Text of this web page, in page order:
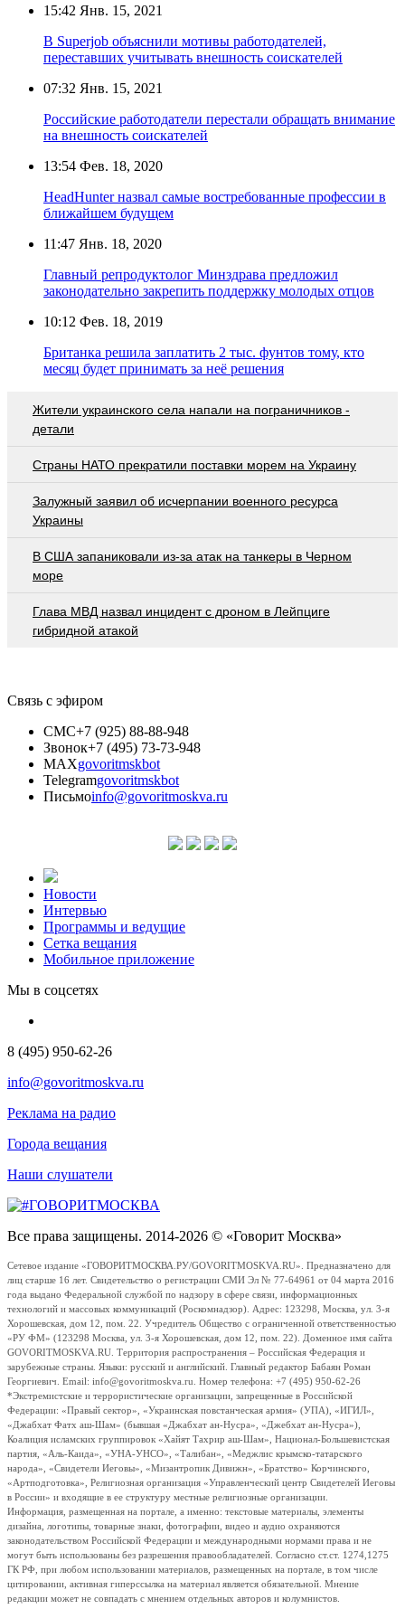
15:42 Янв. 15, 2021
В Superjob объяснили мотивы работодателей,
переставших учитывать внешность соискателей
07:32 Янв. 15, 2021
Российские работодатели перестали обращать внимание
на внешность соискателей
13:54 Фев. 18, 2020
HeadHunter назвал самые востребованные профессии в
ближайшем будущем
11:47 Янв. 18, 2020
Главный репродуктолог Минздрава предложил
законодательно закрепить поддержку молодых отцов
10:12 Фев. 18, 2019
Британка решила заплатить 2 тыс. фунтов тому, кто
месяц будет принимать за неё решения
Жители украинского села напали на пограничников -
детали
Страны НАТО прекратили поставки морем на Украину
Залужный заявил об исчерпании военного ресурса
Украины
В США запаниковали из-за атак на танкеры в Черном
море
Глава МВД назвал инцидент с дроном в Лейпциге
гибридной атакой
Связь с эфиром
СМС+7 (925) 88-88-948
Звонок+7 (495) 73-73-948
MAXgovoritmskbot
Telegramgovoritmskbot
Письмоinfo@govoritmoskva.ru
Новости
Интервью
Программы и ведущие
Сетка вещания
Мобильное приложение
Мы в соцсетях
8 (495) 950-62-26
info@govoritmoskva.ru
Реклама на радио
Города вещания
Наши слушатели
Все права защищены. 2014-2026 © «Говорит Москва»
Сетевое издание «ГОВОРИТМОСКВА.РУ/GOVORITMOSKVA.RU». Предназначено для
лиц старше 16 лет. Свидетельство о регистрации СМИ Эл № 77-64961 от 04 марта 2016
года выдано Федеральной службой по надзору в сфере связи, информационных
технологий и массовых коммуникаций (Роскомнадзор). Адрес: 123298, Москва, ул. 3-я
Хорошевская, дом 12, пом. 22. Учредитель Общество с ограниченной ответственностью
«РУ ФМ» (123298 Москва, ул. 3-я Хорошевская, дом 12, пом. 22). Доменное имя сайта
GOVORITMOSKVA.RU. Территория распространения – Российская Федерация и
зарубежные страны. Языки: русский и английский. Главный редактор Бабаян Роман
Георгиевич. Email: info@govoritmoskva.ru. Номер телефона: +7 (495) 950-62-26
*Экстремистские и террористические организации, запрещенные в Российской
Федерации: «Правый сектор», «Украинская повстанческая армия» (УПА), «ИГИЛ»,
«Джабхат Фатх аш-Шам» (бывшая «Джабхат ан-Нусра», «Джебхат ан-Нусра»),
Коалиция исламских группировок «Хайят Тахрир аш-Шам», Национал-Большевистская
партия, «Аль-Каида», «УНА-УНСО», «Талибан», «Меджлис крымско-татарского
народа», «Свидетели Иеговы», «Мизантропик Дивижн», «Братство» Корчинского,
«Артподготовка», Религиозная организация «Управленческий центр Свидетелей Иеговы
в России» и входящие в ее структуру местные религиозные организации.
Информация, размещенная на портале, а именно: текстовые материалы, элементы
дизайна, логотипы, товарные знаки, фотографии, видео и аудио охраняются
законодательством Российской Федерации и международными нормами права и не
могут быть использованы без разрешения правообладателей. Согласно ст.ст. 1274,1275
ГК РФ, при любом использовании материалов, размещенных на портале, в том числе
цитировании, активная гиперссылка на материал является обязательной. Мнение
редакции может не совпадать с мнением отдельных авторов и колумнистов.